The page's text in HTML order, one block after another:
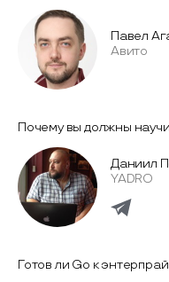
Павел
Авито
Почему вы должны
Даниил
YADRO
Готов ли Go к